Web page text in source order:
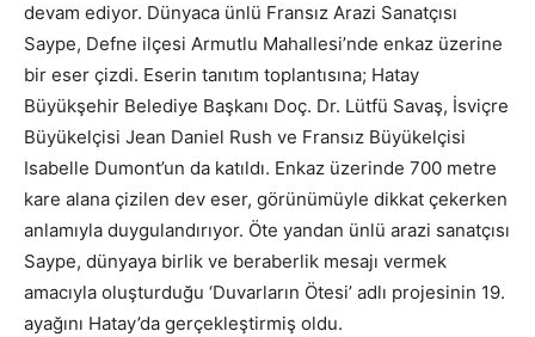
devam ediyor. Dünyaca ünlü Fransız Arazi Sanatçısı
Saype, Defne ilçesi Armutlu Mahallesi’nde enkaz üzerine
bir eser çizdi. Eserin tanıtım toplantısına; Hatay
Büyükşehir Belediye Başkanı Doç. Dr. Lütfü Savaş, İsviçre
Büyükelçisi Jean Daniel Rush ve Fransız Büyükelçisi
Isabelle Dumont’un da katıldı. Enkaz üzerinde 700 metre
kare alana çizilen dev eser, görünümüyle dikkat çekerken
anlamıyla duygulandırıyor. Öte yandan ünlü arazi sanatçısı
Saype, dünyaya birlik ve beraberlik mesajı vermek
amacıyla oluşturduğu ‘Duvarların Ötesi’ adlı projesinin 19.
ayağını Hatay’da gerçekleştirmiş oldu.